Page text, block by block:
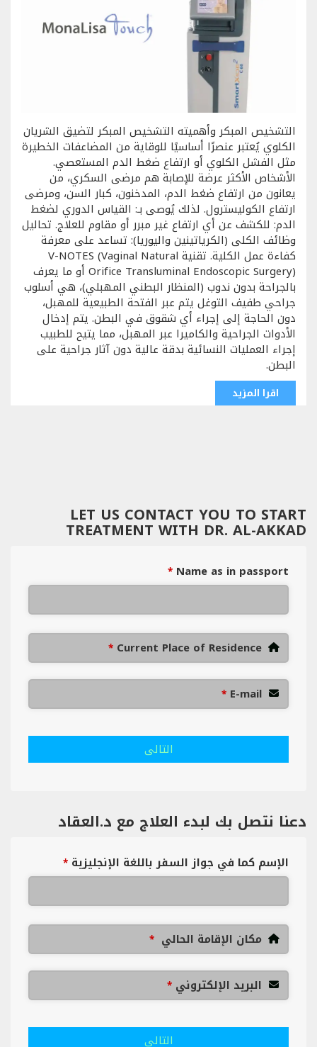
التشخيص المبكر وأهميته التشخيص المبكر لتضيق الشريان
الكلوي يُعتبر عنصرًا أساسيًا للوقاية من المضاعفات الخطيرة
مثل الفشل الكلوي أو ارتفاع ضغط الدم المستعصي.
الأشخاص الأكثر عرضة للإصابة هم مرضى السكري، من
يعانون من ارتفاع ضغط الدم، المدخنون، كبار السن، ومرضى
ارتفاع الكوليسترول. لذلك يُوصى بـ: القياس الدوري لضغط
الدم: للكشف عن أي ارتفاع غير مبرر أو مقاوم للعلاج. تحاليل
وظائف الكلى (الكرياتينين واليوريا): تساعد على معرفة
كفاءة عمل الكلية. تقنية V-NOTES (Vaginal Natural
Orifice Transluminal Endoscopic Surgery) أو ما يعرف
بالجراحة بدون ندوب (المنظار البطني المهبلي)، هي أسلوب
جراحي طفيف التوغل يتم عبر الفتحة الطبيعية للمهبل،
دون الحاجة إلى إجراء أي شقوق في البطن. يتم إدخال
الأدوات الجراحية والكاميرا عبر المهبل، مما يتيح للطبيب
إجراء العمليات النسائية بدقة عالية دون آثار جراحية على
البطن.
اقرا المزيد
LET US CONTACT YOU TO START
TREATMENT WITH DR. AL-AKKAD
Name as in passport
*
Current Place of Residence
*
E-mail
*
التالى
دعنا نتصل بك لبدء العلاج مع د.العقاد
الإسم كما في جواز السفر باللغة الإنجليزية *
مكان الإقامة الحالي *
البريد الإلكتروني *
التالى